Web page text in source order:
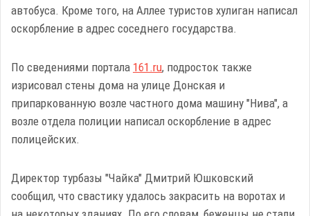
автобуса. Кроме того, на Аллее туристов хулиган написал
оскорбление в адрес соседнего государства.
По сведениями портала 161.ru, подросток также
изрисовал стены дома на улице Донская и
припаркованную возле частного дома машину "Нива", а
возле отдела полиции написал оскорбление в адрес
полицейских.
Директор турбазы "Чайка" Дмитрий Юшковский
сообщил, что свастику удалось закрасить на воротах и